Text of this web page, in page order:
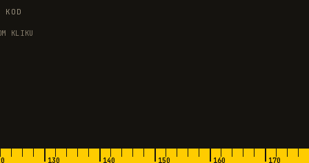
KLIKU
130 140 150 160 170